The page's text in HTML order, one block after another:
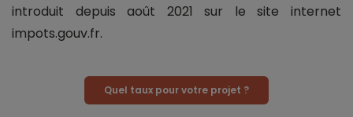
introduit depuis août 2021 sur le site internet
impots.gouv.fr.
Quel taux pour votre projet ?